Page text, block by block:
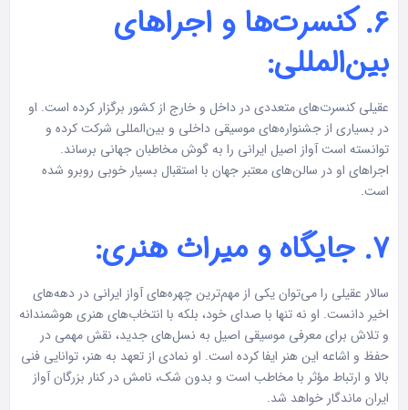
۶. کنسرت‌ها و اجراهای
بین‌المللی:
عقیلی کنسرت‌های متعددی در داخل و خارج از کشور برگزار کرده است. او
در بسیاری از جشنواره‌های موسیقی داخلی و بین‌المللی شرکت کرده و
توانسته است آواز اصیل ایرانی را به گوش مخاطبان جهانی برساند.
اجراهای او در سالن‌های معتبر جهان با استقبال بسیار خوبی روبرو شده
است.
۷. جایگاه و میراث هنری:
سالار عقیلی را می‌توان یکی از مهم‌ترین چهره‌های آواز ایرانی در دهه‌های
اخیر دانست. او نه تنها با صدای خود، بلکه با انتخاب‌های هنری هوشمندانه
و تلاش برای معرفی موسیقی اصیل به نسل‌های جدید، نقش مهمی در
حفظ و اشاعه این هنر ایفا کرده است. او نمادی از تعهد به هنر، توانایی فنی
بالا و ارتباط مؤثر با مخاطب است و بدون شک، نامش در کنار بزرگان آواز
ایران ماندگار خواهد شد.